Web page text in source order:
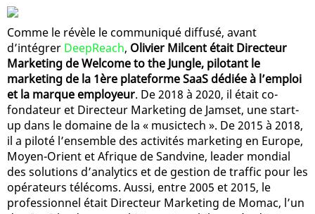
Comme le révèle le communiqué diffusé, avant
d’intégrer DeepReach, Olivier Milcent était Directeur
Marketing de Welcome to the Jungle, pilotant le
marketing de la 1ère plateforme SaaS dédiée à l’emploi
et la marque employeur. De 2018 à 2020, il était co-
fondateur et Directeur Marketing de Jamset, une start-
up dans le domaine de la « musictech ». De 2015 à 2018,
il a piloté l’ensemble des activités marketing en Europe,
Moyen-Orient et Afrique de Sandvine, leader mondial
des solutions d’analytics et de gestion de traffic pour les
opérateurs télécoms. Aussi, entre 2005 et 2015, le
professionnel était Directeur Marketing de Momac, l’un